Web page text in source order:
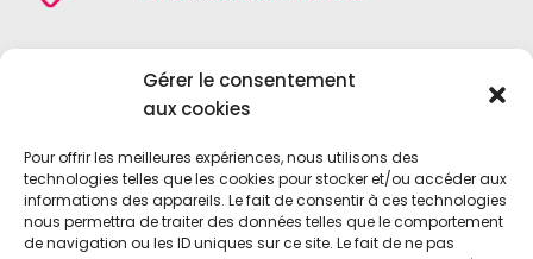
Gérer le consentement
aux cookies
Pour offrir les meilleures expériences, nous utilisons des
technologies telles que les cookies pour stocker et/ou accéder aux
informations des appareils. Le fait de consentir à ces technologies
nous permettra de traiter des données telles que le comportement
de navigation ou les ID uniques sur ce site. Le fait de ne pas
Axeme RH est un cabinet de recrutement
spécialisé dans le domaine du
Medical Device, du
desBiotechnologies.